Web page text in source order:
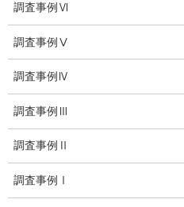
いじめ相談・愛知県名古屋
子供のいじめ問題・いじめ
日本版DBS
お問い合わせ
愛知県内出張面談実施中
調査事例Ⅵ
調査事例Ⅴ
調査事例Ⅳ
調査事例Ⅲ
調査事例Ⅱ
調査事例Ⅰ